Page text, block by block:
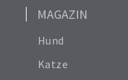
MAGAZIN
Hund
Katze